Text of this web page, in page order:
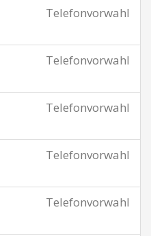
Telefonvorwahl
Telefonvorwahl
Telefonvorwahl
Telefonvorwahl
Telefonvorwahl